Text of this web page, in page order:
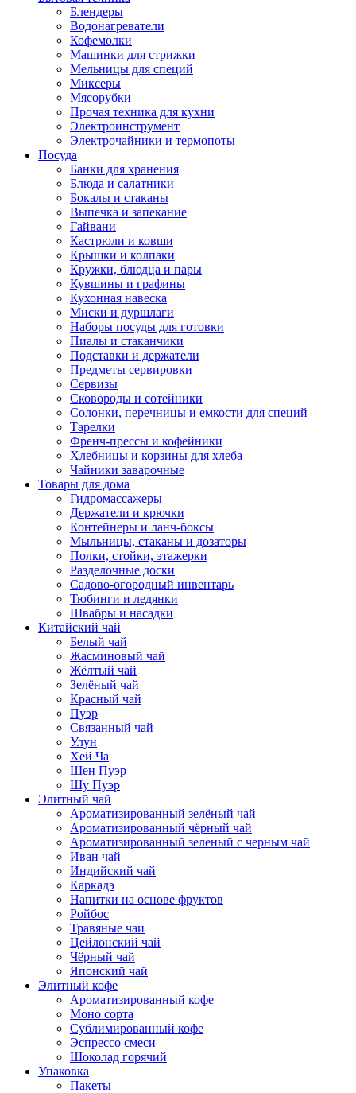
Блендеры
Водонагреватели
Кофемолки
Машинки для стрижки
Мельницы для специй
Миксеры
Мясорубки
Прочая техника для кухни
Электроинструмент
Электрочайники и термопоты
Посуда
Банки для хранения
Блюда и салатники
Бокалы и стаканы
Выпечка и запекание
Гайвани
Кастрюли и ковши
Крышки и колпаки
Кружки, блюдца и пары
Кувшины и графины
Кухонная навеска
Миски и дуршлаги
Наборы посуды для готовки
Пиалы и стаканчики
Подставки и держатели
Предметы сервировки
Сервизы
Сковороды и сотейники
Солонки, перечницы и емкости для специй
Тарелки
Френч-прессы и кофейники
Хлебницы и корзины для хлеба
Чайники заварочные
Товары для дома
Гидромассажеры
Держатели и крючки
Контейнеры и ланч-боксы
Мыльницы, стаканы и дозаторы
Полки, стойки, этажерки
Разделочные доски
Садово-огородный инвентарь
Тюбинги и ледянки
Швабры и насадки
Китайский чай
Белый чай
Жасминовый чай
Жёлтый чай
Зелёный чай
Красный чай
Пуэр
Связанный чай
Улун
Хей Ча
Шен Пуэр
Шу Пуэр
Элитный чай
Ароматизированный зелёный чай
Ароматизированный чёрный чай
Ароматизированный зеленый с черным чай
Иван чай
Индийский чай
Каркадэ
Напитки на основе фруктов
Ройбос
Травяные чаи
Цейлонский чай
Чёрный чай
Японский чай
Элитный кофе
Ароматизированный кофе
Моно сорта
Сублимированный кофе
Эспрессо смеси
Шоколад горячий
Упаковка
Пакеты